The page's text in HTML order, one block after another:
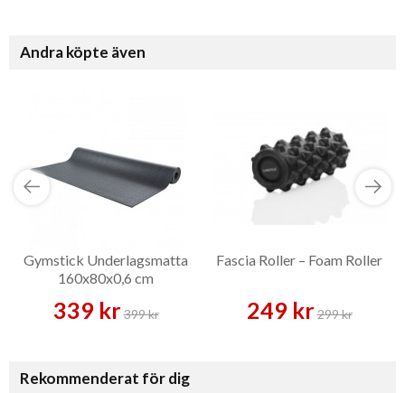
Andra köpte även
Gymstick Underlagsmatta
160x80x0,6 cm
339 kr399 kr
Fascia Roller – Foam Roller
249 kr299 kr
Rekommenderat för dig